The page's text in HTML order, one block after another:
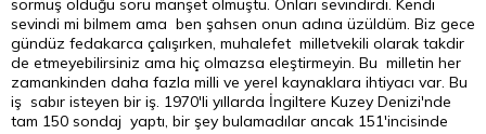
sormuş olduğu soru manşet olmuştu. Onları sevindirdi. Kendi
sevindi mi bilmem ama ben şahsen onun adına üzüldüm. Biz gece
gündüz fedakarca çalışırken, muhalefet milletvekili olarak takdir
de etmeyebilirsiniz ama hiç olmazsa eleştirmeyin. Bu milletin her
zamankinden daha fazla milli ve yerel kaynaklara ihtiyacı var. Bu
iş sabır isteyen bir iş. 1970'li yıllarda İngiltere Kuzey Denizi'nde
tam 150 sondaj yaptı, bir şey bulamadılar ancak 151'incisinde